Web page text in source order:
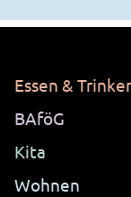
Essen &
BAföG
Kita
Wohnen